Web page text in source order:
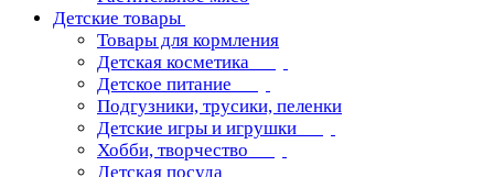
Детские товары
Товары для кормления
Детская косметика
Детское питание
Подгузники, трусики, пеленки
Детские игры и игрушки
Хобби, творчество
Детская посуда